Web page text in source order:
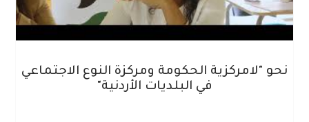
نحو "لامركزية الحكومة ومركزة النوع الاجتماعي
في البلديات الأردنية"